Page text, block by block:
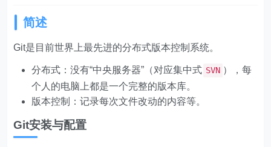
简述
Git是目前世界上最先进的分布式版本控制系统。
分布式：没有“中央服务器”（对应集中式 SVN ），每
个人的电脑上都是一个完整的版本库。
版本控制：记录每次文件改动的内容等。
Git安装与配置